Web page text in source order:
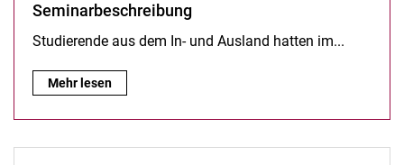
Seminarbeschreibung
Studierende aus dem In- und Ausland hatten im...
Seminarbeschreibung:
Mehr lesen